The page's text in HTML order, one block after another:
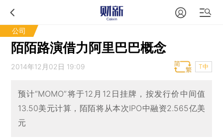
公司
陌陌路演借力阿里巴巴概念
2014年12月02日 19:09 T中
预计“MOMO”将于12月12日挂牌，按发行价中间值
13.50美元计算，陌陌将从本次IPO中融资2.565亿美
元